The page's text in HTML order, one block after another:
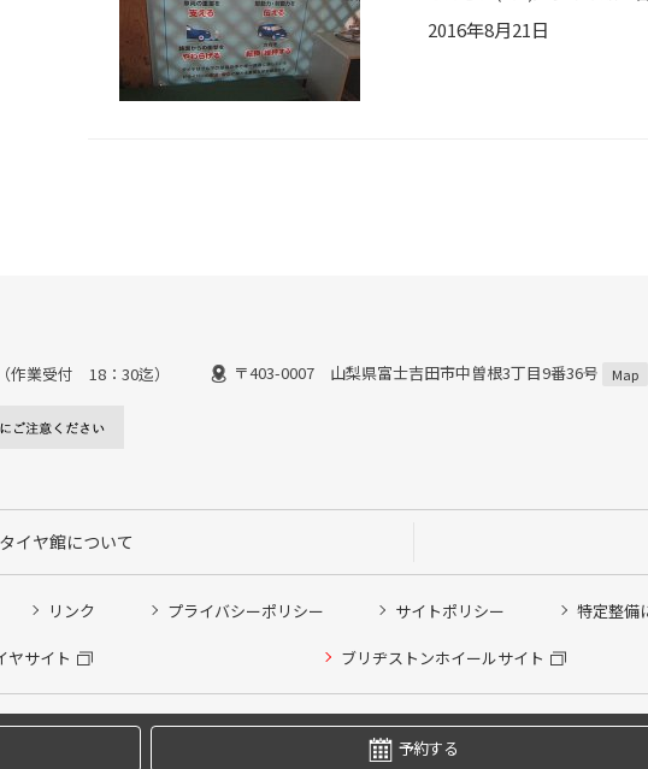
2016年8月21日
業受付 18：30迄） 〒403-0007 山梨県富士吉田市中曽根3丁目9番36号 Map
タイヤ館について
リンク プライバシーポリシー サイトポリシー 特定整備
ヤサイト ブリヂストンホイールサイト
Copyright © 2024 Bridgestone Retail Co.,Ltd. All rights Reserved.
予約する
オイル交換/その他ピット作業の予約
タイヤ履き替えを希望のクローク契約会員の方はこちらを選択ください
ローク契約会員の方はご利用いただけません